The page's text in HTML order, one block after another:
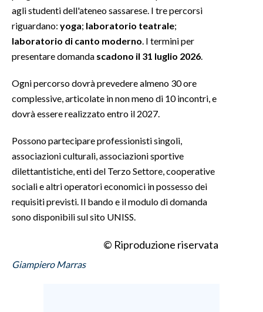
EVENTI
#CARAUNIONE
3 MINUTI CON
INSULARITÀ
INFO AZIENDE
ANNUNCI
NECROLOGI
PUBBLICITÀ
SPIAGGE
STORE
agli studenti dell'ateneo sassarese. I tre percorsi
riguardano: yoga; laboratorio teatrale;
laboratorio di canto moderno . I termini per
presentare domanda scadono il 31 luglio 2026
Ogni percorso dovrà prevedere almeno 30 ore
complessive, articolate in non meno di 10 incontri, e
dovrà essere realizzato entro il 2027.
Possono partecipare professionisti singoli,
associazioni culturali, associazioni sportive
dilettantistiche, enti del Terzo Settore, cooperative
sociali e altri operatori economici in possesso dei
requisiti previsti. Il bando e il modulo di domanda
sono disponibili sul sito UNISS.
© Riproduzione riservata
Giampiero Marras